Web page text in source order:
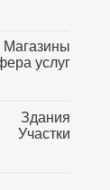
Магазины
услуг
Здания
Участки